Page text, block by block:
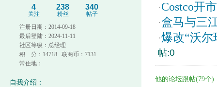
4
关注
238
粉丝
340
帖子
注册日期：2014-09-18
最后登陆：2024-11-11
社区等级：总经理
积 分：14718 联商币：7131
常住地：
自我介绍：
·Costco开
·盒马与三
·爆改“沃
帖:0
他的论坛跟帖(79个